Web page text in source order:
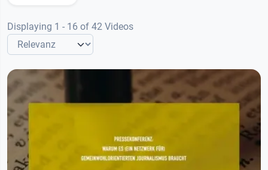
Displaying 1 - 16 of 42 Videos